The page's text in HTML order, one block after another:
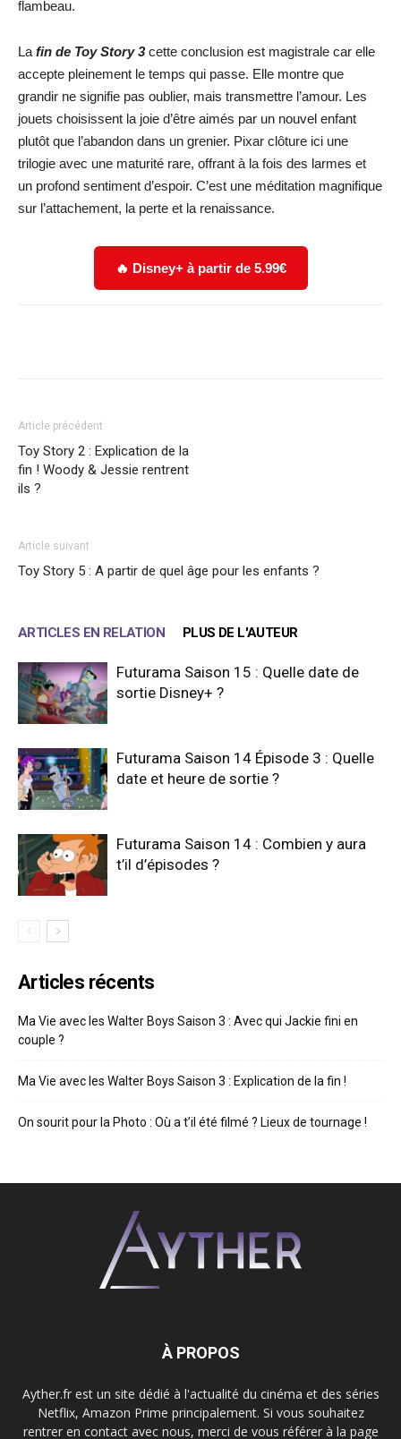
flambeau.
La fin de Toy Story 3cette conclusion est magistrale car elle
accepte pleinement le temps qui passe. Elle montre que
grandir ne signifie pas oublier, mais transmettre l’amour. Les
jouets choisissent la joie d’être aimés par un nouvel enfant
plutôt que l’abandon dans un grenier. Pixar clôture ici une
trilogie avec une maturité rare, offrant à la fois des larmes et
un profond sentiment d’espoir. C’est une méditation magnifique
sur l’attachement, la perte et la renaissance.
🔥 Disney+ à partir de 5.99€
Article précédent
Toy Story 2 : Explication de la
fin ! Woody & Jessie rentrent
ils ?
Article suivant
Toy Story 5 : A partir de quel âge pour les enfants ?
ARTICLES EN RELATION PLUS DE L'AUTEUR
Futurama Saison 15 : Quelle date de
sortie Disney+ ?
Futurama Saison 14 Épisode 3 : Quelle
date et heure de sortie ?
Futurama Saison 14 : Combien y aura
t’il d’épisodes ?
Articles récents
Ma Vie avec les Walter Boys Saison 3 : Avec qui Jackie fini en
couple ?
Ma Vie avec les Walter Boys Saison 3 : Explication de la fin !
On sourit pour la Photo : Où a t’il été filmé ? Lieux de tournage !
À PROPOS
Ayther.fr est un site dédié à l'actualité du cinéma et des séries
Netflix, Amazon Prime principalement. Si vous souhaitez
rentrer en contact avec nous, merci de vous référer à la page